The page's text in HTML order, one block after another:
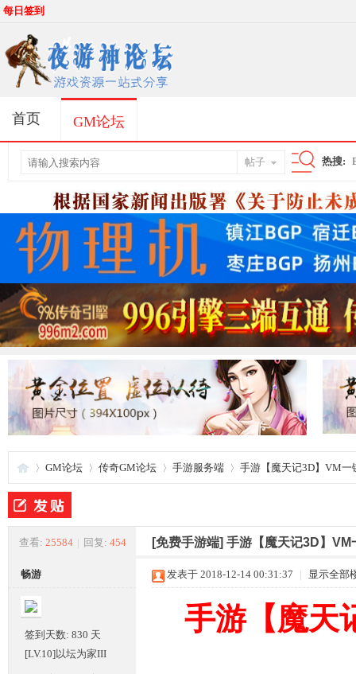
每日签到
首页 GM论坛
帖子
索
热搜:
夜 »
GM论坛
›
传奇GM论坛
›
手游服务端 手游【魔天记3D】VM一
查看: 25584 | 回复: 454 [免费手游端] 手游【魔天记3D】VM
畅游
签到天数: 830 天
[LV.10]以坛为家III
发表于 2018-12-14 00:31:37 | 显示全部
手游【魔天